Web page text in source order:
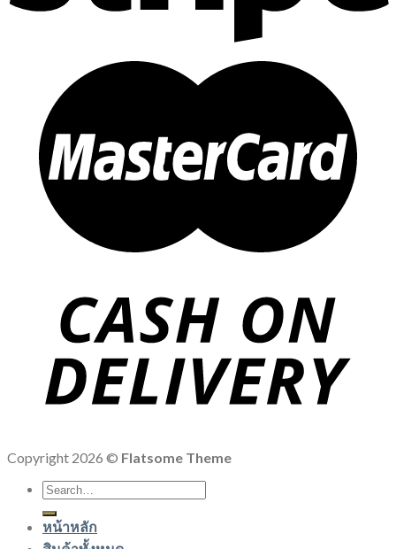
Copyright 2026 © Flatsome Theme
Search
for:
หน้าหลัก